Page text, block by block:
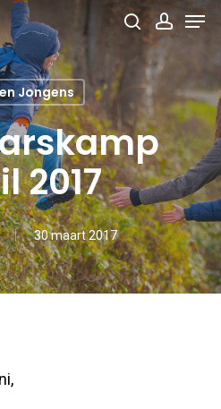
search
Jongens
2017
30 maart 2017